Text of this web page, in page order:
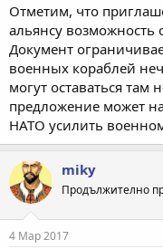
Отметим, что
альянсу
Документ
военных кораблей
могут оставаться там
предложение может
НАТО усилить
miky
Продължително
4 Мар 2017